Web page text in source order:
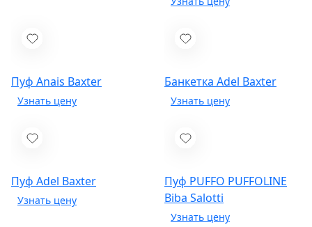
Пуф Anais Baxter Банкетка Adel Baxter
Пуф Adel Baxter
Пуф PUFFO PUFFOLINE
Biba Salotti